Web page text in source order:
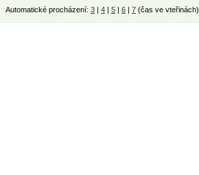
Automatické procházení: 3 | 4 | 5 | 6 | 7 (čas ve vteřinách)